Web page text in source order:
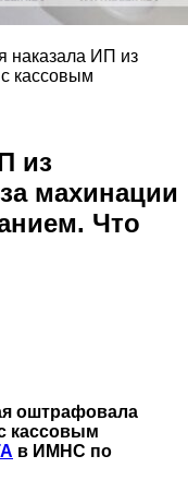
наказала ИП из
кассовым
из
махинации
Что
оштрафовала
кассовым
в ИМНС по